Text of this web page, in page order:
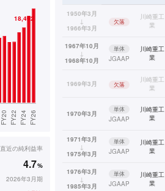
直近の純利益率
4.7%
2026年3月期
1950年3月
↓
1966年3月
欠落
川崎重工
業
1967年10月
↓
1968年10月
単体
JGAAP
川崎重工
業
1969年3月 欠落
川崎重工
業
1970年3月
単体
JGAAP
川崎重工
業
1971年3月
↓
1975年3月
単体
JGAAP
川崎重工
業
1976年3月
↓
1985年3月
単体
JGAAP
川崎重工
業